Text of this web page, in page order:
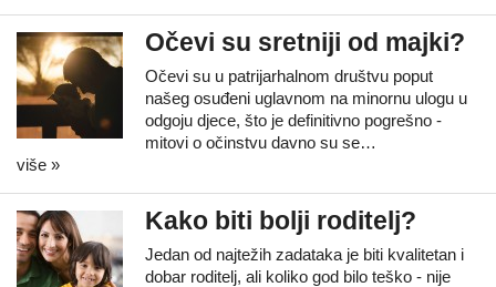
Očevi su sretniji od majki?
Očevi su u patrijarhalnom društvu poput
našeg osuđeni uglavnom na minornu ulogu u
odgoju djece, što je definitivno pogrešno -
mitovi o očinstvu davno su se…
više »
Kako biti bolji roditelj?
Jedan od najtežih zadataka je biti kvalitetan i
dobar roditelj, ali koliko god bilo teško - nije